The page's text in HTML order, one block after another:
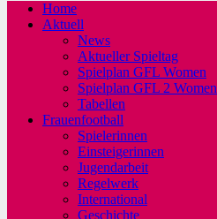
Home
Aktuell
News
Aktueller Spieltag
Spielplan GFL Women
Spielplan GFL 2 Women
Tabellen
Frauenfootball
Spielerinnen
Einsteigerinnen
Jugendarbeit
Regelwerk
International
Geschichte